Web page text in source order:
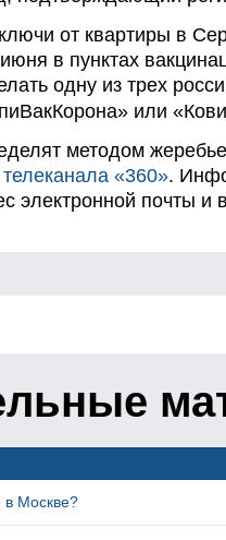
от квартиры в
в пунктах
одну из трех
или
методом
телеканала «360».
электронной почты
в Москве?